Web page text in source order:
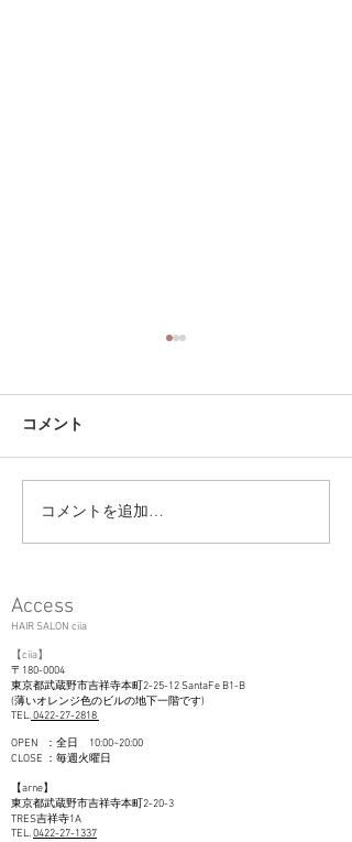
ユニセックス大人ショー
トで雰囲気のあるヘアー
コメント
コメントを追加…
Access
HAIR SALON ciia
【ciia】
〒180-0004
東京都武蔵野市吉祥寺本町2-25-12 SantaFe B1-B
(薄いオレンジ色のビルの地下一階です)
TEL.0422-27-2818
OPEN ：全日 10:00~20:00
CLOSE ：毎週火曜日
【arne】
東京都武蔵野市吉祥寺本町2-20-3
TRES吉祥寺1A
TEL.0422-27-1337